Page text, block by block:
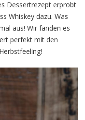
Dessertrezept erprobt
Whiskey dazu. Was
aus! Wir fanden es
perfekt mit den